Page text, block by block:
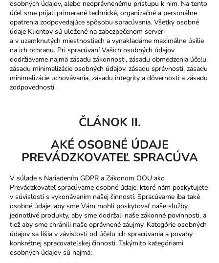
osobných údajov, alebo neoprávnenému prístupu k nim. Na tento
účel sme prijali primerané technické, organizačné a personálne
opatrenia zodpovedajúce spôsobu spracúvania. Všetky osobné
údaje Klientov sú uložené na zabezpečenom serveri
a v uzamknutých miestnostiach a vynakladáme maximálne úsilie
na ich ochranu. Pri spracúvaní Vašich osobných údajov
dodržiavame najmä zásadu zákonnosti, zásadu obmedzenia účelu,
zásadu minimalizácie osobných údajov, zásadu správnosti, zásadu
minimalizácie uchovávania, zásadu integrity a dôvernosti a zásadu
zodpovednosti.
ČLÁNOK II.
AKÉ OSOBNÉ ÚDAJE
PREVÁDZKOVATEĽ SPRACÚVA
V súlade s Nariadením GDPR a Zákonom OOU ako
Prevádzkovateľ spracúvame osobné údaje, ktoré nám poskytujete
v súvislosti s vykonávaním našej činností. Spracúvame iba také
osobné údaje, aby sme Vám mohli poskytovať naše služby,
jednotlivé produkty, aby sme dodržali naše zákonné povinnosti, a
tiež aby sme chránili naše oprávnené záujmy. Kategórie osobných
údajov sa líšia v závislosti od účelu ich spracúvania a povahy
konkrétnej spracovateľskej činnosti. Takýmito kategóriami
osobných údajov sú najmä: